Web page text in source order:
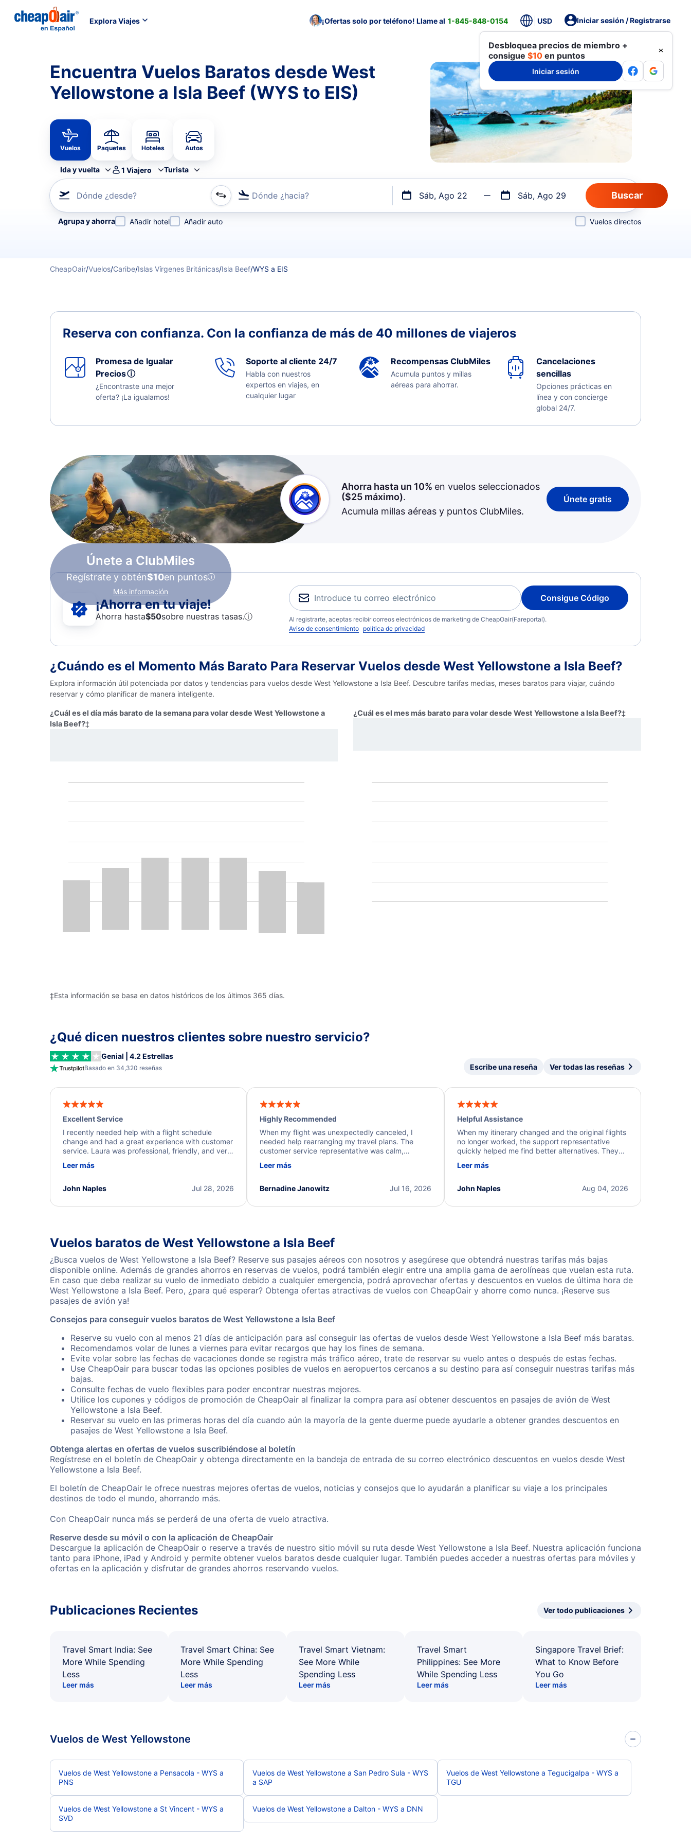
Explora Viajes ¡Ofertas solo por teléfono! Llame al 1-845-848-0154 USD Iniciar sesión / Registrarse
Desbloquea precios de miembro +
consigue $10 en puntos
Iniciar sesión
Encuentra Vuelos Baratos desde West
Yellowstone a Isla Beef (WYS to EIS)
Vuelos Paquetes Hoteles Autos
Ida y vuelta 1 Viajero Turista
Dónde ¿desde? Dónde ¿hacia? Sáb, Ago 22 Sáb, Ago 29
Refina tu búsqueda por aerolínea, por ciudad o aeropuerto o por vuelos directos
Agrupa y ahorra Añadir hotel Añadir auto Vuelos directos
CheapOair/Vuelos/Caribe/Islas Vírgenes Británicas/Isla Beef/WYS a EIS
Reserva con confianza. Con la confianza de más de 40 millones de viajeros
Promesa de Igualar
Preciosⓘ
¿Encontraste una mejor
oferta? ¡La igualamos!
Soporte al cliente 24/7
Habla con nuestros
expertos en viajes, en
cualquier lugar
Recompensas ClubMiles
Acumula puntos y millas
aéreas para ahorrar.
Cancelaciones
sencillas
Opciones prácticas en
línea y con concierge
global 24/7.
Únete a ClubMiles
Regístrate y obtén$10en puntos
Más información
Ahorra hasta un 10% en vuelos seleccionados
($25máximo).
Acumula millas aéreas y puntos ClubMiles.
Únete gratis
¡Ahorra en tu viaje!
Ahorra hasta$50sobre nuestras tasas.ⓘ
Consigue Código
Al registrarte, aceptas recibir correos electrónicos de marketing de CheapOair(Fareportal).
Aviso de consentimiento política de privacidad
¿Cuándo es el Momento Más Barato Para Reservar Vuelos desde West Yellowstone a Isla Beef?
Explora información útil potenciada por datos y tendencias para vuelos desde West Yellowstone a Isla Beef. Descubre tarifas medias, meses baratos para viajar, cuándo
reservar y cómo planificar de manera inteligente.
¿Cuál es el día más barato de la semana para volar desde West Yellowstone a
Isla Beef?‡
¿Cuál es el mes más barato para volar desde West Yellowstone a Isla Beef?‡
‡Esta información se basa en datos históricos de los últimos 365 días.
¿Qué dicen nuestros clientes sobre nuestro servicio?
Genial | 4.2 Estrellas
Basado en 34,320 reseñas Escribe una reseña Ver todas las reseñas
Excellent Service
I recently needed help with a flight schedule
change and had a great experience with customer
service. Laura was professional, friendly, and very
a solution and kept me informed of the next steps.
Leer más
Jul 28, 2026
John Naples
Highly Recommended
When my flight was unexpectedly canceled, I
needed help rearranging my travel plans. The
customer service representative was calm,
process. They quickly found alternative flight
I truly appreciate the excellent support and
Leer más
Jul 16, 2026
Bernadine Janowitz
Helpful Assistance
When my itinerary changed and the original flights
no longer worked, the support representative
quickly helped me find better alternatives. They
beyond to resolve the issue. I'm grateful for the
Leer más
Aug 04, 2026
John Naples
Vuelos baratos de West Yellowstone a Isla Beef
¿Busca vuelos de West Yellowstone a Isla Beef? Reserve sus pasajes aéreos con nosotros y asegúrese que obtendrá nuestras tarifas más bajas
disponible online. Además de grandes ahorros en reservas de vuelos, podrá también elegir entre una amplia gama de aerolíneas que vuelan esta ruta.
En caso que deba realizar su vuelo de inmediato debido a cualquier emergencia, podrá aprovechar ofertas y descuentos en vuelos de última hora de
West Yellowstone a Isla Beef. Pero, ¿para qué esperar? Obtenga ofertas atractivas de vuelos con CheapOair y ahorre como nunca. ¡Reserve sus
pasajes de avión ya!
Consejos para conseguir vuelos baratos de West Yellowstone a Isla Beef
Reserve su vuelo con al menos 21 días de anticipación para así conseguir las ofertas de vuelos desde West Yellowstone a Isla Beef más baratas.
Recomendamos volar de lunes a viernes para evitar recargos que hay los fines de semana.
Evite volar sobre las fechas de vacaciones donde se registra más tráfico aéreo, trate de reservar su vuelo antes o después de estas fechas.
Use CheapOair para buscar todas las opciones posibles de vuelos en aeropuertos cercanos a su destino para así conseguir nuestras tarifas más
bajas.
Consulte fechas de vuelo flexibles para poder encontrar nuestras mejores.
Utilice los cupones y códigos de promoción de CheapOair al finalizar la compra para así obtener descuentos en pasajes de avión de West
Yellowstone a Isla Beef.
Reservar su vuelo en las primeras horas del día cuando aún la mayoría de la gente duerme puede ayudarle a obtener grandes descuentos en
pasajes de West Yellowstone a Isla Beef.
Obtenga alertas en ofertas de vuelos suscribiéndose al boletín
Regístrese en el boletín de CheapOair y obtenga directamente en la bandeja de entrada de su correo electrónico descuentos en vuelos desde West
Yellowstone a Isla Beef.
El boletín de CheapOair le ofrece nuestras mejores ofertas de vuelos, noticias y consejos que lo ayudarán a planificar su viaje a los principales
destinos de todo el mundo, ahorrando más.
Con CheapOair nunca más se perderá de una oferta de vuelo atractiva.
Reserve desde su móvil o con la aplicación de CheapOair
Descargue la aplicación de CheapOair o reserve a través de nuestro sitio móvil su ruta desde West Yellowstone a Isla Beef. Nuestra aplicación funciona
tanto para iPhone, iPad y Android y permite obtener vuelos baratos desde cualquier lugar. También puedes acceder a nuestras ofertas para móviles y
ofertas en la aplicación y disfrutar de grandes ahorros reservando vuelos.
Publicaciones Recientes Ver todo publicaciones
Travel Smart India: See
More While Spending
Less
Leer más
Travel Smart China: See
More While Spending
Less
Leer más
Travel Smart Vietnam:
See More While
Spending Less
Leer más
Travel Smart
Philippines: See More
While Spending Less
Leer más
Singapore Travel Brief:
What to Know Before
You Go
Leer más
Vuelos de West Yellowstone
Vuelos de West Yellowstone a Pensacola - WYS a
PNS
Vuelos de West Yellowstone a San Pedro Sula - WYS
a SAP
Vuelos de West Yellowstone a Tegucigalpa - WYS a
TGU
Vuelos de West Yellowstone a St Vincent - WYS a
SVD
Vuelos de West Yellowstone a Dalton - WYS a DNN